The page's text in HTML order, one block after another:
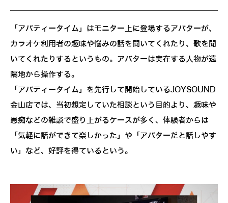
「アバティータイム」はモニター上に登場するアバターが、
カラオケ利用者の趣味や悩みの話を聞いてくれたり、歌を聞
いてくれたりするというもの。アバターは実在する人物が遠
隔地から操作する。
「アバティータイム」を先行して開始しているJOYSOUND
金山店では、当初想定していた相談という目的より、趣味や
愚痴などの雑談で盛り上がるケースが多く、体験者からは
「気軽に話ができて楽しかった」や「アバターだと話しやす
い」など、好評を得ているという。